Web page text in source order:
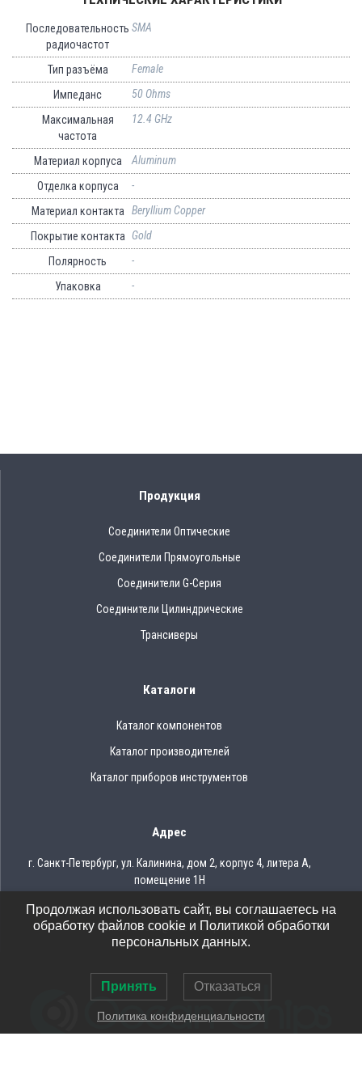
Последовательность
радиочастот
SMA
Тип разъёма
Female
Импеданс
50 Ohms
Максимальная
частота
12.4 GHz
Материал корпуса
Aluminum
Отделка корпуса
-
Материал контакта
Beryllium Copper
Покрытие контакта
Gold
Полярность
-
Упаковка
-
Продукция
Соединители Оптические
Соединители Прямоугольные
Соединители G-Серия
Соединители Цилиндрические
Трансиверы
Каталоги
Каталог компонентов
Каталог производителей
Каталог приборов инструментов
Адрес
г. Санкт-Петербург, ул. Калинина, дом 2, корпус 4, литера А,
помещение 1Н
Тел.: 8 (812) 309-75-97
Email: ocean@oceanchips.ru
Продолжая использовать сайт, вы соглашаетесь на
обработку файлов cookie и Политикой обработки
персональных данных.
Принять Отказаться
Политика конфиденциальности